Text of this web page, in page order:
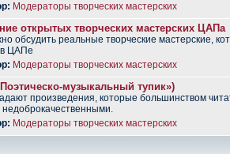
Модераторы творческих мастерских
открытых творческих мастерских ЦАПа
обсудить реальные творческие мастерские,
ЦАПе
Модераторы творческих мастерских
музыкальный тупик»)
произведения, которые большинством
Модераторы творческих мастерских